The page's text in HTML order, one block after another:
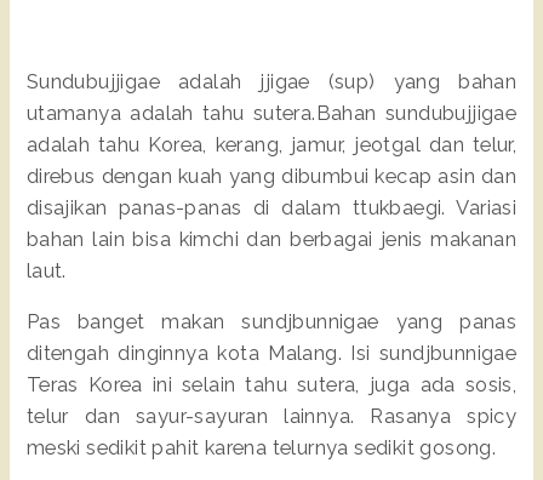
Sundubujjigae adalah jjigae (sup) yang bahan
utamanya adalah tahu sutera.Bahan sundubujjigae
adalah tahu Korea, kerang, jamur, jeotgal dan telur,
direbus dengan kuah yang dibumbui kecap asin dan
disajikan panas-panas di dalam ttukbaegi. Variasi
bahan lain bisa kimchi dan berbagai jenis makanan
laut.
Pas banget makan sundjbunnigae yang panas
ditengah dinginnya kota Malang. Isi sundjbunnigae
Teras Korea ini selain tahu sutera, juga ada sosis,
telur dan sayur-sayuran lainnya. Rasanya spicy
meski sedikit pahit karena telurnya sedikit gosong.